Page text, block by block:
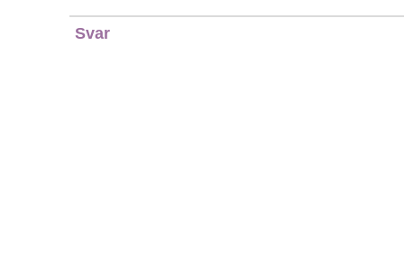
Svar